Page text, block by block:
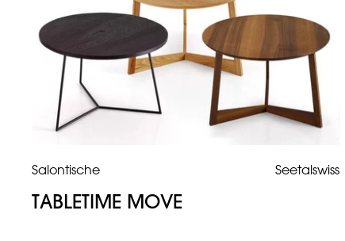
Salontische Seetalswiss
TABLETIME MOVE